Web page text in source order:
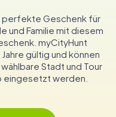
perfekte Geschenk für
und Familie mit diesem
myCityHunt
gültig und können
Stadt und Tour
eingesetzt werden.